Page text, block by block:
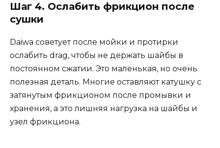
Шаг 4. Ослабить фрикцион после
сушки
Daiwa советует после мойки и протирки
ослабить drag, чтобы не держать шайбы в
постоянном сжатии. Это маленькая, но очень
полезная деталь. Многие оставляют катушку с
затянутым фрикционом после промывки и
хранения, а это лишняя нагрузка на шайбы и
узел фрикциона.